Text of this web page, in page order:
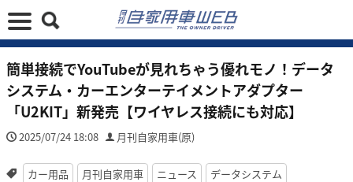
簡単接続でYouTubeが見れちゃう優れモノ！データ
システム・カーエンターテイメントアダプター
「U2KIT」新発売【ワイヤレス接続にも対応】
2025/07/24 18:08 月刊自家用車(原)
カー用品 月刊自家用車 ニュース データシステム